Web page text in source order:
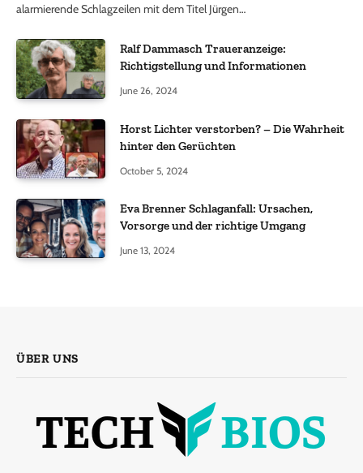
alarmierende Schlagzeilen mit dem Titel Jürgen…
Ralf Dammasch Traueranzeige:
Richtigstellung und Informationen
June 26, 2024
Horst Lichter verstorben? – Die Wahrheit
hinter den Gerüchten
October 5, 2024
Eva Brenner Schlaganfall: Ursachen,
Vorsorge und der richtige Umgang
June 13, 2024
ÜBER UNS